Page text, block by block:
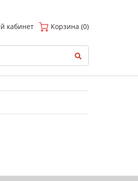
кабинет Корзина (0)